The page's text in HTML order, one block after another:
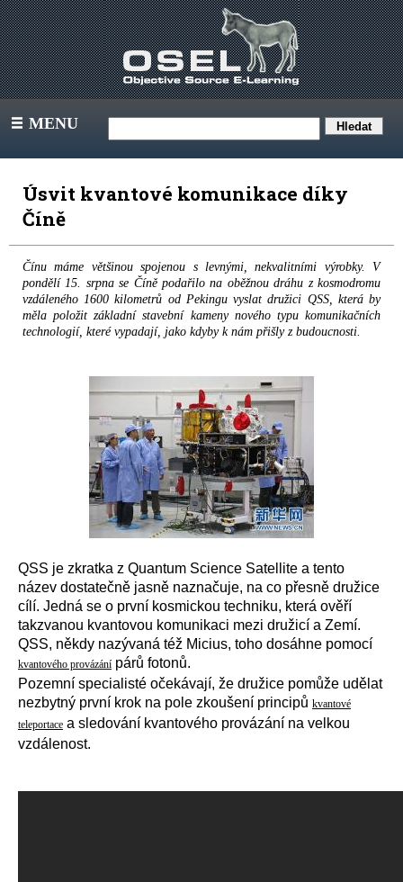
III MENU
Úsvit kvantové komunikace díky
Číně
Čínu máme většinou spojenou s levnými, nekvalitními výrobky. V
pondělí 15. srpna se Číně podařilo na oběžnou dráhu z kosmodromu
vzdáleného 1600 kilometrů od Pekingu vyslat družici QSS, která by
měla položit základní stavební kameny nového typu komunikačních
technologií, které vypadají, jako kdyby k nám přišly z budoucnosti.
QSS je zkratka z Quantum Science Satellite a tento
název dostatečně jasně naznačuje, na co přesně družice
cílí. Jedná se o první kosmickou techniku, která ověří
takzvanou kvantovou komunikaci mezi družicí a Zemí.
QSS, někdy nazývaná též Micius, toho dosáhne pomocí
kvantového provázání párů fotonů.
Pozemní specialisté očekávají, že družice pomůže udělat
nezbytný první krok na pole zkoušení principů kvantové
teleportace a sledování kvantového provázání na velkou
vzdálenost.